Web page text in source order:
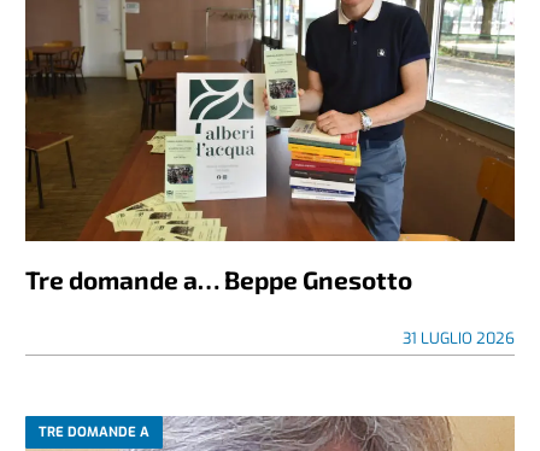
Tre domande a… Beppe Gnesotto
31 LUGLIO 2026
TRE DOMANDE A